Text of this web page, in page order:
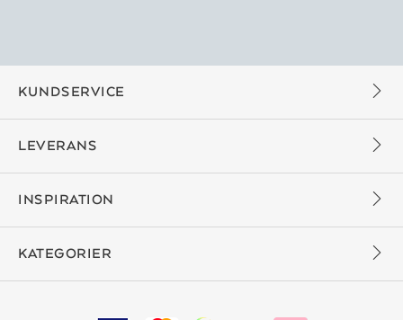
KUNDSERVICE
LEVERANS
INSPIRATION
KATEGORIER